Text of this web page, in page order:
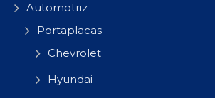
Automotriz
Portaplacas
Chevrolet
Hyundai